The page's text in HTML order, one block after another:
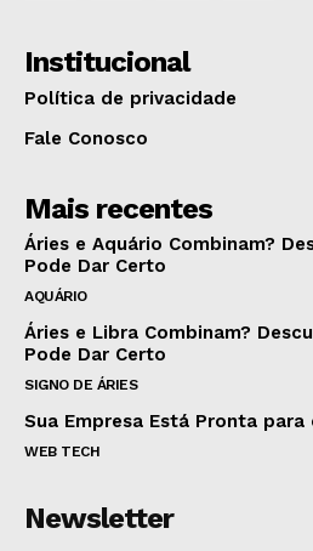
Institucional
Política de privacidade
Fale Conosco
Mais recentes
Áries e Aquário Combinam?
Pode Dar Certo
AQUÁRIO
Áries e Libra Combinam?
Pode Dar Certo
SIGNO DE ÁRIES
Sua Empresa Está Pronta para
WEB TECH
Newsletter